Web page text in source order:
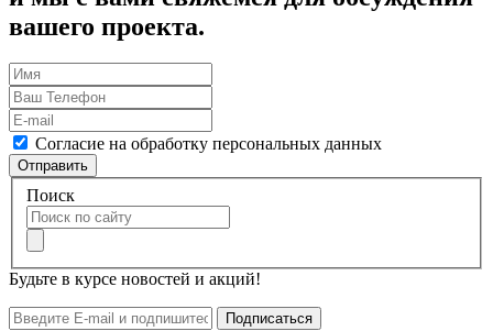
вашего проекта.
Согласие на обработку персональных данных
Отправить
Поиск
Будьте в курсе новостей и акций!
Подписаться